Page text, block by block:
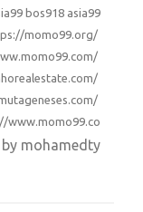
bos918 asia99
momo99.org/
mohamedty